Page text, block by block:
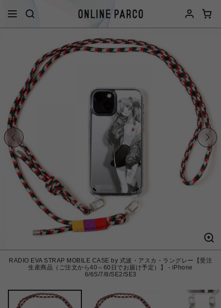
RADIO EVA STRAP MOBILE CASE by 式波・アスカ・ラングレー【受注
生産商品（ご注文から40～60日でお届け予定）】 - iPhone
6/6S/7/8/SE2/SE3